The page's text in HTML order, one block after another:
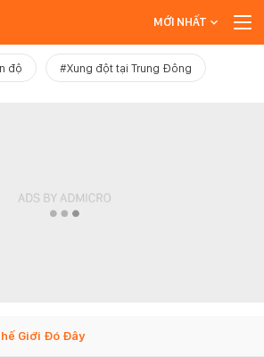
MỚI NHẤT
độ #Xung đột tại Trung Đông
Giới Đó Đây